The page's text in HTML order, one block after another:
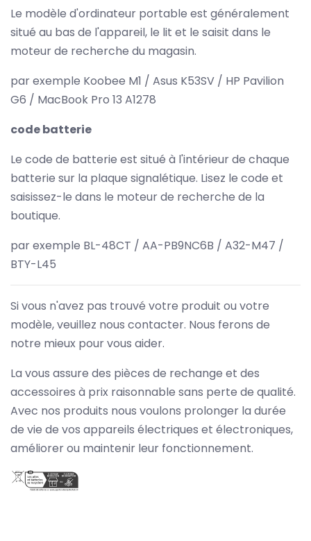
Le modèle d'ordinateur portable est généralement
situé au bas de l'appareil, le lit et le saisit dans le
moteur de recherche du magasin.
par exemple Koobee M1 / Asus K53SV / HP Pavilion
G6 / MacBook Pro 13 A1278
code batterie
Le code de batterie est situé à l'intérieur de chaque
batterie sur la plaque signalétique. Lisez le code et
saisissez-le dans le moteur de recherche de la
boutique.
par exemple BL-48CT / AA-PB9NC6B / A32-M47 /
BTY-L45
Si vous n'avez pas trouvé votre produit ou votre
modèle, veuillez nous contacter. Nous ferons de
notre mieux pour vous aider.
La vous assure des pièces de rechange et des
accessoires à prix raisonnable sans perte de qualité.
Avec nos produits nous voulons prolonger la durée
de vie de vos appareils électriques et électroniques,
améliorer ou maintenir leur fonctionnement.